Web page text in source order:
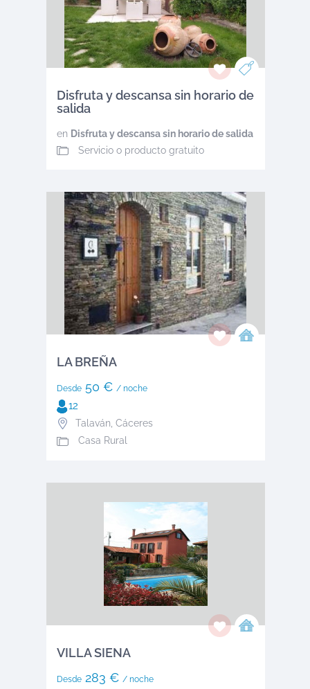
Disfruta y descansa sin horario de
salida
en Disfruta y descansa sin horario de salida
Servicio o producto gratuito
LA BREÑA
Desde50 € / noche
12
Talaván Cáceres
Casa Rural
VILLA SIENA
Desde283 € / noche